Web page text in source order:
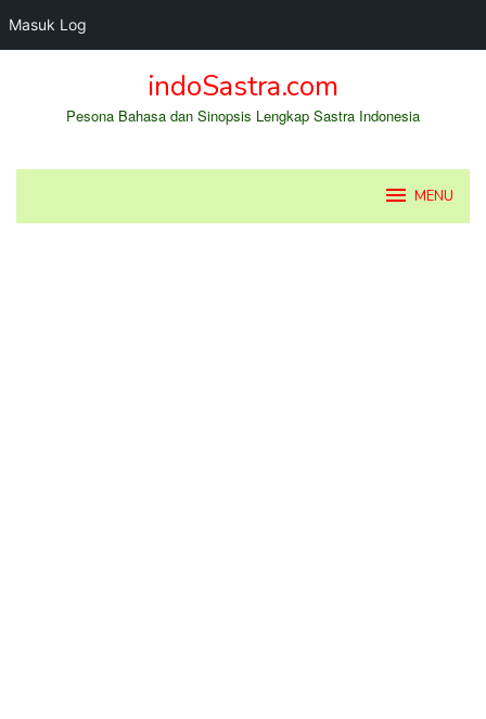
Masuk Log
indoSastra.com
Pesona Bahasa dan Sinopsis Lengkap Sastra Indonesia
MENU